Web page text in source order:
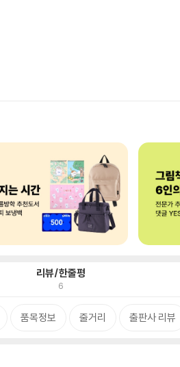
리뷰/한줄평
6
품목정보 줄거리 출판사 리뷰